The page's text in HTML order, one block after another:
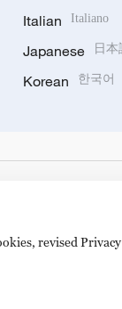
Italian Italiano
Japanese 日本
Korean 한국어
revised